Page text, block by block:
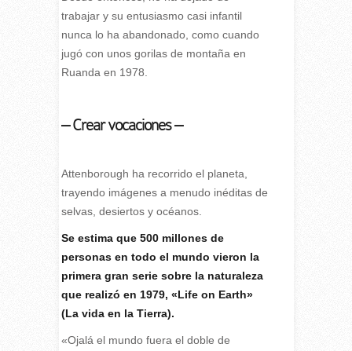
trabajar y su entusiasmo casi infantil
nunca lo ha abandonado, como cuando
jugó con unos gorilas de montaña en
Ruanda en 1978.
– Crear vocaciones –
Attenborough ha recorrido el planeta,
trayendo imágenes a menudo inéditas de
selvas, desiertos y océanos.
Se estima que 500 millones de
personas en todo el mundo vieron la
primera gran serie sobre la naturaleza
que realizó en 1979, «Life on Earth»
(La vida en la Tierra).
«Ojalá el mundo fuera el doble de